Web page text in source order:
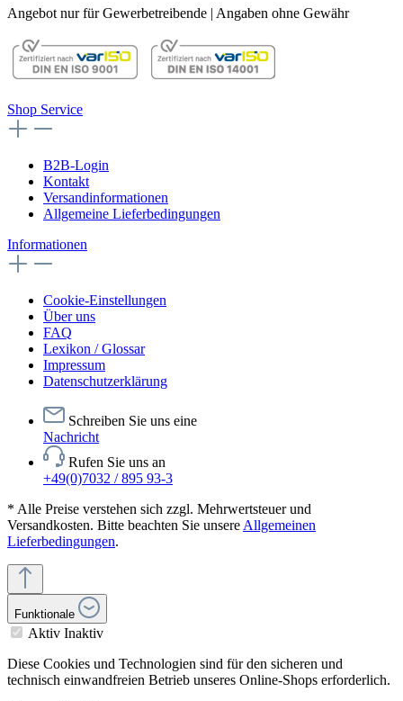
Angebot nur für Gewerbetreibende | Angaben ohne Gewähr
Shop Service
B2B-Login
Kontakt
Versandinformationen
Allgemeine Lieferbedingungen
Informationen
Cookie-Einstellungen
Über uns
FAQ
Lexikon / Glossar
Impressum
Datenschutzerklärung
Schreiben Sie uns eine
Nachricht
Rufen Sie uns an
+49(0)7032 / 895 93-3
* Alle Preise verstehen sich zzgl. Mehrwertsteuer und
Versandkosten. Bitte beachten Sie unsere Allgemeinen
Lieferbedingungen.
Funktionale
Aktiv Inaktiv
Diese Cookies und Technologien sind für den sicheren und
technisch einwandfreien Betrieb unseres Online-Shops erforderlich.